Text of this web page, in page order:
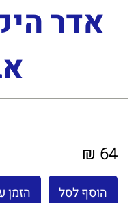
אדר
64 ₪
הוסף לסל הזמן